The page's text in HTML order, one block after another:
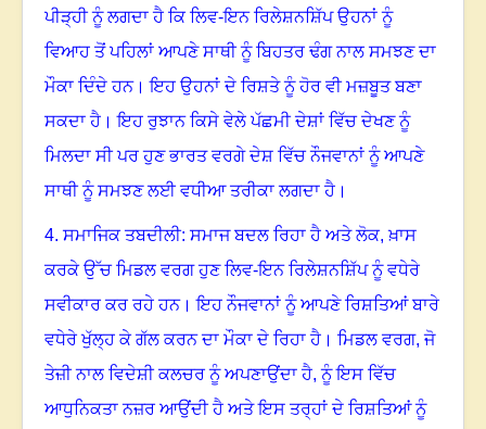
ਪੀੜ੍ਹੀ ਨੂੰ ਲਗਦਾ ਹੈ ਕਿ ਲਿਵ-ਇਨ ਰਿਲੇਸ਼ਨਸ਼ਿੱਪ ਉਹਨਾਂ ਨੂੰ
ਵਿਆਹ ਤੋਂ ਪਹਿਲਾਂ ਆਪਣੇ ਸਾਥੀ ਨੂੰ ਬਿਹਤਰ ਢੰਗ ਨਾਲ ਸਮਝਣ ਦਾ
ਮੌਕਾ ਦਿੰਦੇ ਹਨ।ਇਹ ਉਹਨਾਂ ਦੇ ਰਿਸ਼ਤੇ ਨੂੰ ਹੋਰ ਵੀ ਮਜ਼ਬੂਤ ਬਣਾ
ਸਕਦਾ ਹੈ ।ਇਹ ਰੁਝਾਨ ਕਿਸੇ ਵੇਲੇ ਪੱਛਮੀ ਦੇਸ਼ਾਂ ਵਿੱਚ ਦੇਖਣ ਨੂੰ
ਮਿਲਦਾ ਸੀ ਪਰ ਹੁਣ ਭਾਰਤ ਵਰਗੇ ਦੇਸ਼ ਵਿੱਚ ਨੌਜਵਾਨਾਂ ਨੂੰ ਆਪਣੇ
ਸਾਥੀ ਨੂੰ ਸਮਝਣ ਲਈ ਵਧੀਆ ਤਰੀਕਾ ਲਗਦਾ ਹੈ ।
4. ਸਮਾਜਿਕ ਤਬਦੀਲੀ: ਸਮਾਜ ਬਦਲ ਰਿਹਾ ਹੈ ਅਤੇ ਲੋਕ, ਖ਼ਾਸ
ਕਰਕੇ ਉੱਚ ਮਿਡਲ ਵਰਗ ਹੁਣ ਲਿਵ-ਇਨ ਰਿਲੇਸ਼ਨਸ਼ਿੱਪ ਨੂੰ ਵਧੇਰੇ
ਸਵੀਕਾਰ ਕਰ ਰਹੇ ਹਨ।ਇਹ ਨੌਜਵਾਨਾਂ ਨੂੰ ਆਪਣੇ ਰਿਸ਼ਤਿਆਂ ਬਾਰੇ
ਵਧੇਰੇ ਖੁੱਲ੍ਹ ਕੇ ਗੱਲ ਕਰਨ ਦਾ ਮੌਕਾ ਦੇ ਰਿਹਾ ਹੈ । ਮਿਡਲ ਵਰਗ, ਜੋ
ਤੇਜ਼ੀ ਨਾਲ ਵਿਦੇਸ਼ੀ ਕਲਚਰ ਨੂੰ ਅਪਣਾਉਂਦਾ ਹੈ, ਨੂੰ ਇਸ ਵਿੱਚ
ਆਧੁਨਿਕਤਾ ਨਜ਼ਰ ਆਉਂਦੀ ਹੈ ਅਤੇ ਇਸ ਤਰ੍ਹਾਂ ਦੇ ਰਿਸ਼ਤਿਆਂ ਨੂੰ